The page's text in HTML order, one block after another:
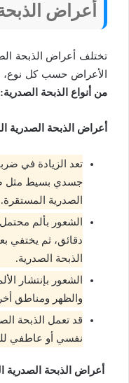
أعراض
تختلف أعراض الذبحة
الأعراض حسب كل نوع،
من أنواع الذبحة الصدرية:
أعراض الذبحة الصدرية
تعد الزيادة في
جسدي بسيط مثل
الصدرية المستقرة.
دقائق، ثم يختفي
الذبحة الصدرية.
الشعور بإنتشار
والظهر ومناطق
قد تعمل الذبحة
نفسي أو عاطفي
أعراض الذبحة الصدرية